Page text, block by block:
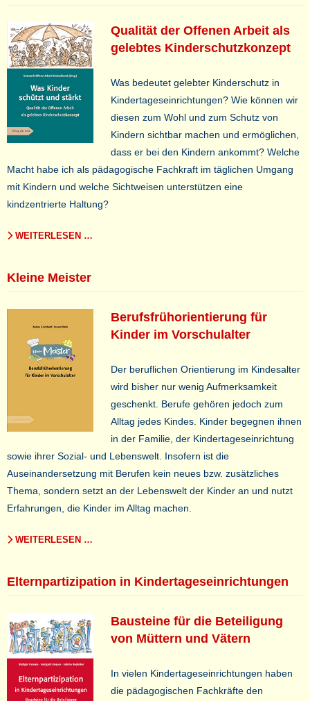
Qualität der Offenen Arbeit als
gelebtes Kinderschutzkonzept
Was bedeutet gelebter Kinderschutz in
Kindertageseinrichtungen? Wie können wir
diesen zum Wohl und zum Schutz von
Kindern sichtbar machen und ermöglichen,
dass er bei den Kindern ankommt? Welche
Macht habe ich als pädagogische Fachkraft im täglichen Umgang
mit Kindern und welche Sichtweisen unterstützen eine
kindzentrierte Haltung?
WEITERLESEN …
Kleine Meister
Berufsfrühorientierung für
Kinder im Vorschulalter
Der beruflichen Orientierung im Kindesalter
wird bisher nur wenig Aufmerksamkeit
geschenkt. Berufe gehören jedoch zum
Alltag jedes Kindes. Kinder begegnen ihnen
in der Familie, der Kindertageseinrichtung
sowie ihrer Sozial- und Lebenswelt. Insofern ist die
Auseinandersetzung mit Berufen kein neues bzw. zusätzliches
Thema, sondern setzt an der Lebenswelt der Kinder an und nutzt
Erfahrungen, die Kinder im Alltag machen.
WEITERLESEN …
Elternpartizipation in Kindertageseinrichtungen
Bausteine für die Beteiligung
von Müttern und Vätern
In vielen Kindertageseinrichtungen haben
die pädagogischen Fachkräfte den